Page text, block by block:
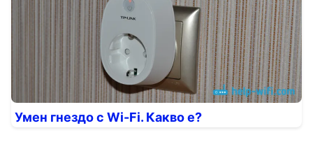
Умен гнездо с Wi-Fi. Какво е?